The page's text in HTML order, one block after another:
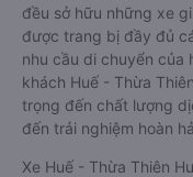
đều sở hữu những xe
được trang bị đầy đủ
nhu cầu di chuyển của
khách Huế - Thừa
trọng đến chất lượng
đến trải nghiệm hoàn
Xe Huế - Thừa Thiên